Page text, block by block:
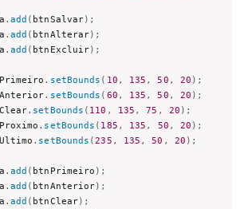
. add ( btnSalvar) ;
. add ( btnAlterar) ;
. add ( btnExcluir) ;
. setBounds ( 10 , 135 , 50 , 20 ) ;
. setBounds ( 60 , 135 , 50 , 20 ) ;
. setBounds ( 110 , 135 , 75 , 20 ) ;
. setBounds ( 185 , 135 , 50 , 20 ) ;
. setBounds (235 , 135 , 50 , 20 ) ;
. add ( btnPrimeiro ) ;
. add ( btnAnterior) ;
. add ( btnClear) ;